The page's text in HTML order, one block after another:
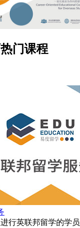
门课程
行英联邦留学的学员